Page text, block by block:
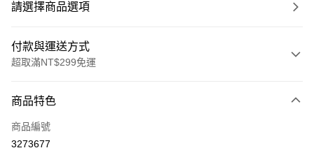
請選擇商品選項
付款與運送方式
超取滿NT$299免運
信用卡一次付款
超商取貨付款
商品特色
商品編號
3273677